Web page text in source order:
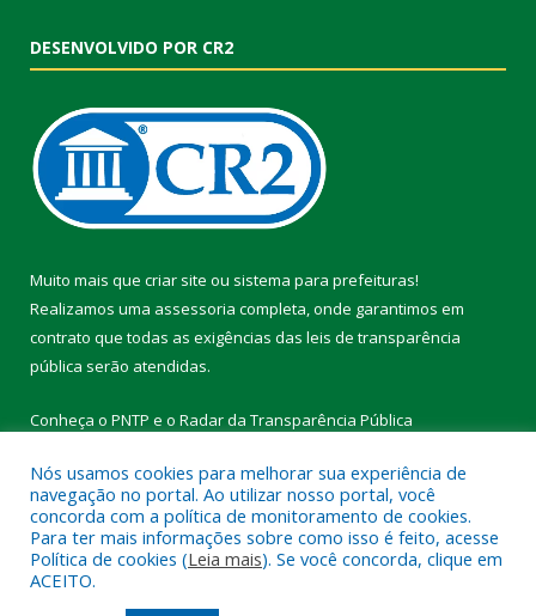
DESENVOLVIDO POR CR2
Muito mais que criar site ou sistema para prefeituras!
Realizamos uma assessoria completa, onde garantimos em
contrato que todas as exigências das leis de transparência
pública serão atendidas.
Conheça o PNTP e o Radar da Transparência Pública
Todos os direitos reservados a Prefeitura Municipal de Vitória do
Xingu.
Nós usamos cookies para melhorar sua experiência de
navegação no portal. Ao utilizar nosso portal, você
concorda com a política de monitoramento de cookies.
Para ter mais informações sobre como isso é feito, acesse
Política de cookies (Leia mais). Se você concorda, clique em
ACEITO.